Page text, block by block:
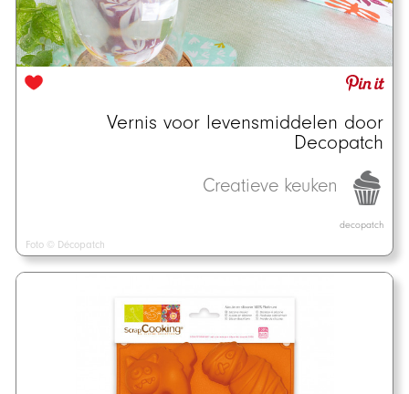
Vernis voor levensmiddelen door
Decopatch
Creatieve keuken
decopatch
Foto © Décopatch